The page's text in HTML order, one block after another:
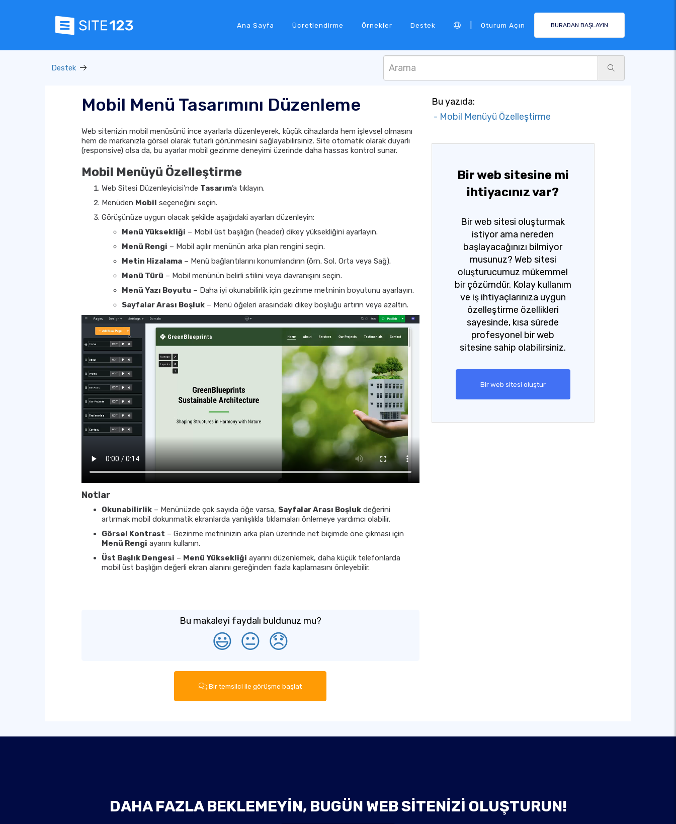
Ana Sayfa Ücretlendirme Örnekler Destek Oturum Açın BURADAN BAŞLAYIN
Destek
Mobil Menü Tasarımını Düzenleme
Web sitenizin mobil menüsünü ince ayarlarla düzenleyerek, küçük cihazlarda hem işlevsel olmasını
hem de markanızla görsel olarak tutarlı görünmesini sağlayabilirsiniz. Site otomatik olarak duyarlı
(responsive) olsa da, bu ayarlar mobil gezinme deneyimi üzerinde daha hassas kontrol sunar.
Mobil Menüyü Özelleştirme
Web Sitesi Düzenleyicisi’nde Tasarım’a tıklayın.
Menüden Mobil seçeneğini seçin.
Görüşünüze uygun olacak şekilde aşağıdaki ayarları düzenleyin:
Menü Yüksekliği – Mobil üst başlığın (header) dikey yüksekliğini ayarlayın.
Menü Rengi – Mobil açılır menünün arka plan rengini seçin.
Metin Hizalama – Menü bağlantılarını konumlandırın (örn. Sol, Orta veya Sağ).
Menü Türü – Mobil menünün belirli stilini veya davranışını seçin.
Menü Yazı Boyutu – Daha iyi okunabilirlik için gezinme metninin boyutunu ayarlayın.
Sayfalar Arası Boşluk – Menü öğeleri arasındaki dikey boşluğu artırın veya azaltın.
Notlar
Okunabilirlik – Menünüzde çok sayıda öğe varsa, Sayfalar Arası Boşluk değerini
artırmak mobil dokunmatik ekranlarda yanlışlıkla tıklamaları önlemeye yardımcı olabilir.
Görsel Kontrast – Gezinme metninizin arka plan üzerinde net biçimde öne çıkması için
Menü Rengi ayarını kullanın.
Üst Başlık Dengesi – Menü Yüksekliği ayarını düzenlemek, daha küçük telefonlarda
mobil üst başlığın değerli ekran alanını gereğinden fazla kaplamasını önleyebilir.
Bu makaleyi faydalı buldunuz mu?
😃 😐 😞
Bir temsilci ile görüşme başlat
Bu yazıda:
- Mobil Menüyü Özelleştirme
Bir web sitesine mi
ihtiyacınız var?
Bir web sitesi oluşturmak
istiyor ama nereden
başlayacağınızı bilmiyor
musunuz? Web sitesi
oluşturucumuz mükemmel
bir çözümdür. Kolay kullanım
ve iş ihtiyaçlarınıza uygun
özelleştirme özellikleri
sayesinde, kısa sürede
profesyonel bir web
sitesine sahip olabilirsiniz.
Bir web sitesi oluştur
DAHA FAZLA BEKLEMEYIN, BUGÜN WEB SITENIZI OLUŞTURUN!